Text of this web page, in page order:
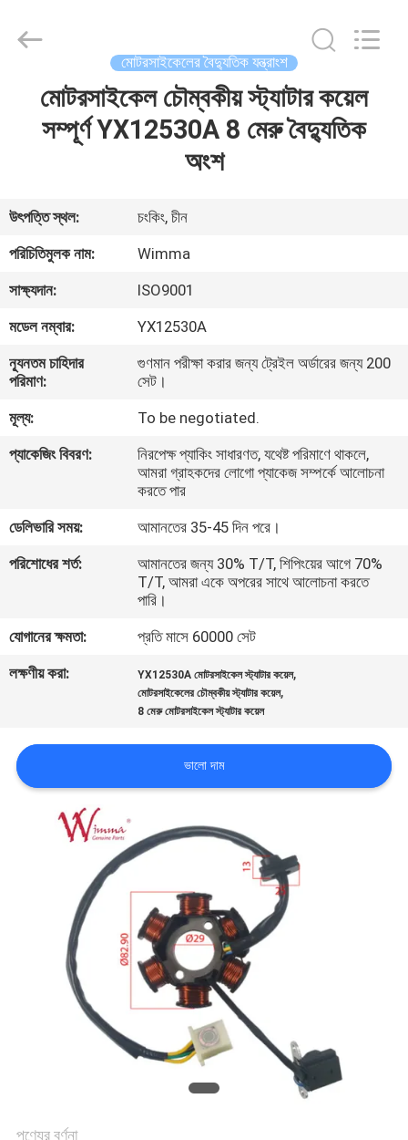
ভিডিও
সম্বন্ধে
কারখানা
গুণমান
উদ্ধৃতি
অনুরোধ
সাইটম্যাপ
গোপনীয়তা
Parts
মোটরসাইকেলের বৈদ্যুতিক যন্ত্রাংশ
মোটরসাইকেল চৌম্বকীয় স্ট্যাটার কয়েল
সম্পূর্ণ YX12530A 8 মেরু বৈদ্যুতিক
অংশ
উৎপত্তি স্থল:
চংকিং, চীন
পরিচিতিমুলক নাম:
Wimma
সাক্ষ্যদান:
ISO9001
মডেল নম্বার:
YX12530A
ন্যূনতম চাহিদার
পরিমাণ:
গুণমান পরীক্ষা করার জন্য ট্রেইল অর্ডারের জন্য 200
সেট।
মূল্য:
To be negotiated.
প্যাকেজিং বিবরণ:
নিরপেক্ষ প্যাকিং সাধারণত, যথেষ্ট পরিমাণে থাকলে,
আমরা গ্রাহকদের লোগো প্যাকেজ সম্পর্কে আলোচনা
করতে পার
ডেলিভারি সময়:
আমানতের 35-45 দিন পরে।
পরিশোধের শর্ত:
আমানতের জন্য 30% T/T, শিপিংয়ের আগে 70%
T/T, আমরা একে অপরের সাথে আলোচনা করতে
পারি।
যোগানের ক্ষমতা:
প্রতি মাসে 60000 সেট
লক্ষণীয় করা:
YX12530A মোটরসাইকেল স্ট্যাটার কয়েল,
মোটরসাইকেলের চৌম্বকীয় স্ট্যাটার কয়েল,
8 মেরু মোটরসাইকেল স্ট্যাটার কয়েল
ভালো দাম
পণ্যের বর্ণনা